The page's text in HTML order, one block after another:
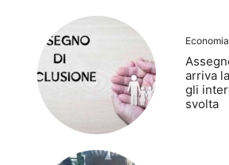
Economia
arriva
gli
svolta